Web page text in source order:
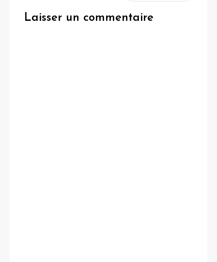
Laisser un commentaire